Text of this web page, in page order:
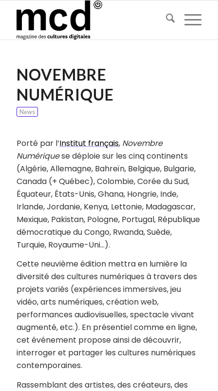
NOVEMBRE
NUMÉRIQUE
News
Porté par l’Institut français, Novembre
Numériquese déploie sur les cinq continents
(Algérie, Allemagne, Bahreïn, Belgique, Bulgarie,
Canada (+ Québec), Colombie, Corée du Sud,
Équateur, États-Unis, Ghana, Hongrie, Inde,
Irlande, Jordanie, Kenya, Lettonie, Madagascar,
Mexique, Pakistan, Pologne, Portugal, République
démocratique du Congo, Rwanda, Suède,
Turquie, Royaume-Uni…).
Cette neuvième édition mettra en lumière la
diversité des cultures numériques à travers des
projets variés (expériences immersives, jeu
vidéo, arts numériques, création web,
performances audiovisuelles, spectacle vivant
augmenté, etc.). En présentiel comme en ligne,
cet événement propose ainsi de découvrir,
interroger et partager les cultures numériques
contemporaines.
Rassemblant des artistes, des créateurs, des